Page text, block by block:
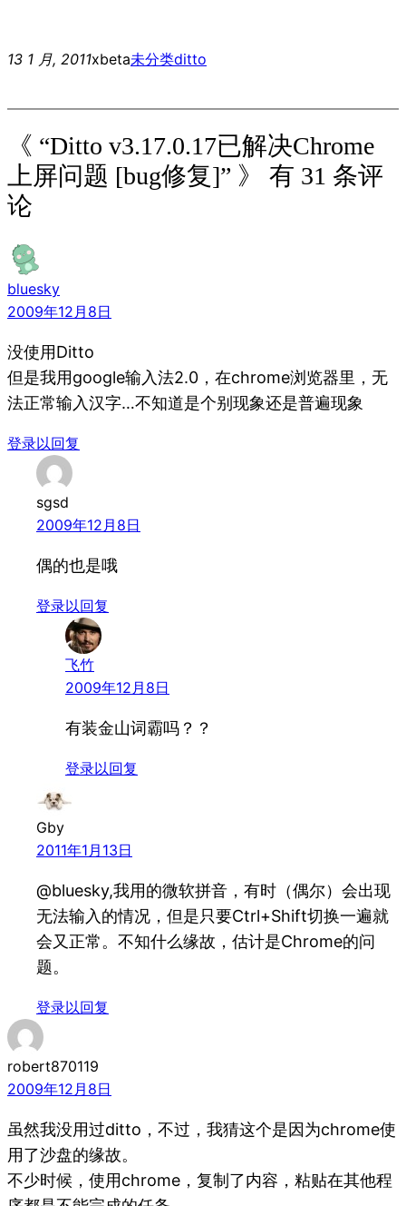
13 1 月, 2011xbeta未分类ditto
《 “Ditto v3.17.0.17已解决Chrome
上屏问题 [bug修复]” 》 有 31 条评
论
bluesky
2009年12月8日
没使用Ditto
但是我用google输入法2.0，在chrome浏览器里，无
法正常输入汉字…不知道是个别现象还是普遍现象
登录以回复
sgsd
2009年12月8日
偶的也是哦
登录以回复
飞竹
2009年12月8日
有装金山词霸吗？？
登录以回复
Gby
2011年1月13日
@bluesky,我用的微软拼音，有时（偶尔）会出现
无法输入的情况，但是只要Ctrl+Shift切换一遍就
会又正常。不知什么缘故，估计是Chrome的问
题。
登录以回复
robert870119
2009年12月8日
虽然我没用过ditto，不过，我猜这个是因为chrome使
用了沙盘的缘故。
不少时候，使用chrome，复制了内容，粘贴在其他程